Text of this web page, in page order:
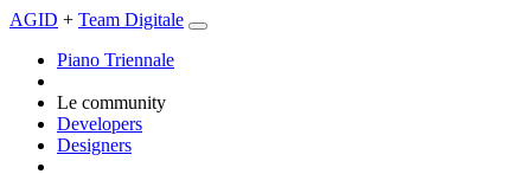
AGID + Team Digitale
Piano Triennale
Le community
Developers
Designers